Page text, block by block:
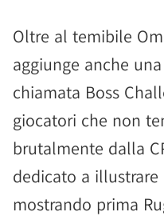
Oltre al temibile
aggiunge anche
chiamata Boss
giocatori che non
brutalmente dalla
dedicato a
mostrando prima